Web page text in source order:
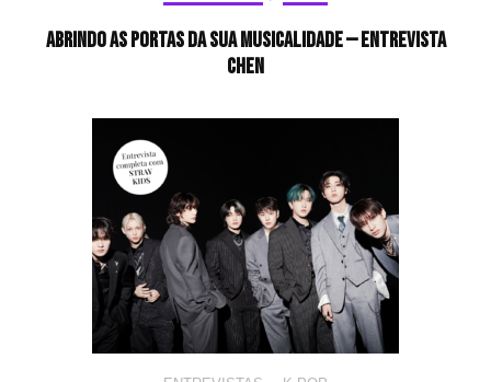
Abrindo as portas da sua musicalidade — Entrevista
CHEN